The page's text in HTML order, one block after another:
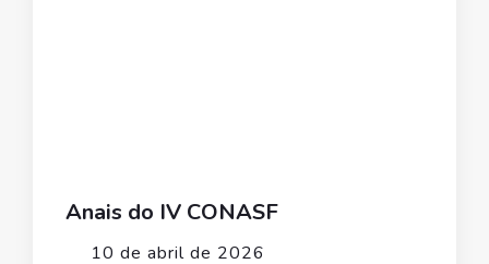
Anais do IV CONASF
10 de abril de 2026